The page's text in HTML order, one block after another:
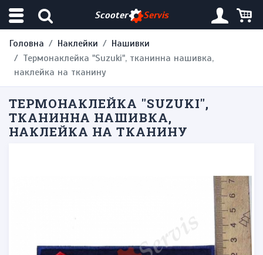
Scooter Servis
Головна Наклейки
Нашивки
Термонаклейка "Suzuki", тканинна нашивка,
наклейка на тканину
ТЕРМОНАКЛЕЙКА "SUZUKI",
ТКАНИННА НАШИВКА,
НАКЛЕЙКА НА ТКАНИНУ